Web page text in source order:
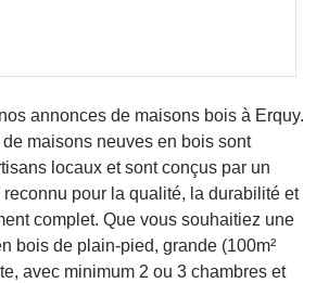
annonces de maisons bois à Erquy.
maisons neuves en bois sont
locaux et sont conçus par un
pour la qualité, la durabilité et
complet. Que vous souhaitiez une
bois de plain-pied, grande (100m²
avec minimum 2 ou 3 chambres et